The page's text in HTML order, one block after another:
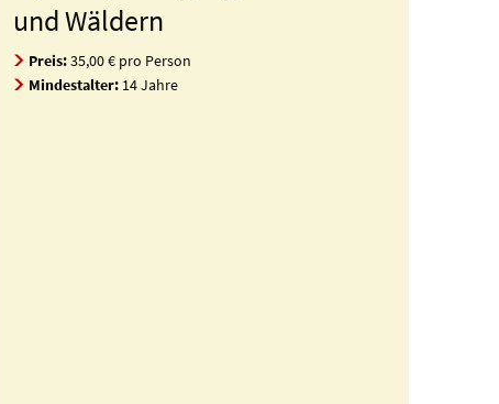
und Wäldern
Preis:35,00 € pro Person
Mindestalter: 14 Jahre